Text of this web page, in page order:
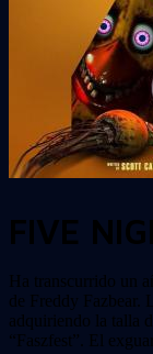
FIVE
Ha transcurrido un
de Freddy Fazbear.
adquiriendo la talla
“Faszfest”. El